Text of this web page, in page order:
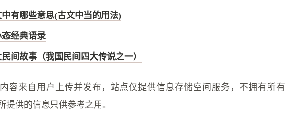
中有哪些意思(古文中当的用法)
经典语录
间故事（我国民间四大传说之一）
内容来自用户上传并发布，站点仅提供信息存储空间服务，不拥有所有
提供的信息只供参考之用。